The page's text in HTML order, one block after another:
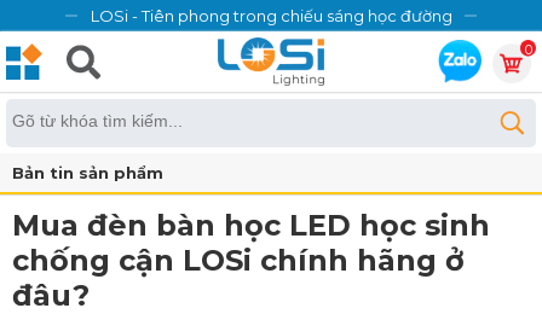
LOSi - Tiên phong trong chiếu sáng học đường
0
Bản tin sản phẩm
Mua đèn bàn học LED học sinh
chống cận LOSi chính hãng ở
đâu?